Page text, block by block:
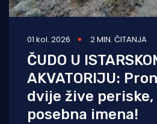
01 kol. 2026 2 MIN. ČITANJA
ČUDO U
AKVATORIJU:
dvije žive
posebna imena!